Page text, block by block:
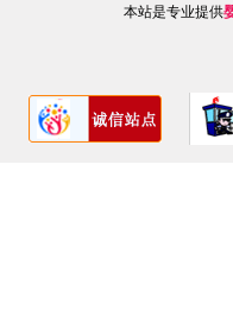
本站是专业提供